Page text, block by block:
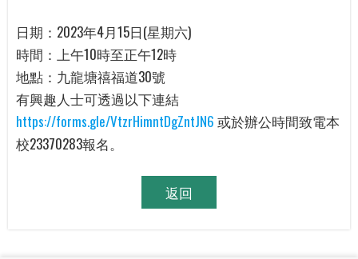
日期：2023年4月15日(星期六)
時間：上午10時至正午12時
地點：九龍塘禧福道30號
有興趣人士可透過以下連結
https://forms.gle/VtzrHimntDgZntJN6 或於辦公時間致電本
校23370283報名。
返回